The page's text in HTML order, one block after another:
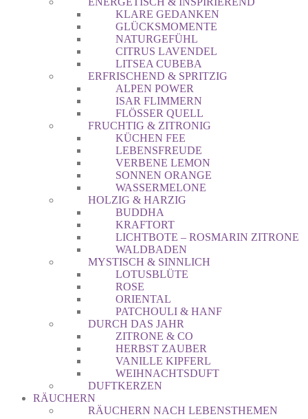
KLARE GEDANKEN
GLÜCKSMOMENTE
NATURGEFÜHL
CITRUS LAVENDEL
LITSEA CUBEBA
ERFRISCHEND & SPRITZIG
ALPEN POWER
ISAR FLIMMERN
FLÖSSER QUELL
FRUCHTIG & ZITRONIG
KÜCHEN FEE
LEBENSFREUDE
VERBENE LEMON
SONNEN ORANGE
WASSERMELONE
HOLZIG & HARZIG
BUDDHA
KRAFTORT
LICHTBOTE – ROSMARIN ZITRONE
WALDBADEN
MYSTISCH & SINNLICH
LOTUSBLÜTE
ROSE
ORIENTAL
PATCHOULI & HANF
DURCH DAS JAHR
ZITRONE & CO
HERBST ZAUBER
VANILLE KIPFERL
WEIHNACHTSDUFT
DUFTKERZEN
RÄUCHERN
RÄUCHERN NACH LEBENSTHEMEN